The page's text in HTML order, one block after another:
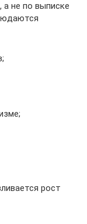
а не по выписке
рост